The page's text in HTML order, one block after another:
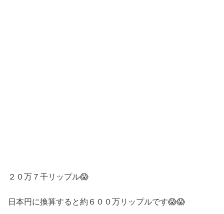
２０万７千リップル😱
日本円に換算すると約６００万リップルです😱😱